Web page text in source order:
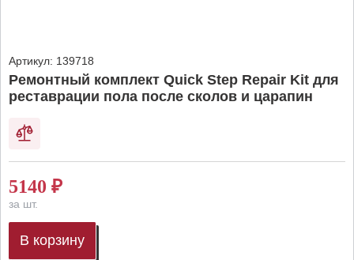
Артикул: 139718
Ремонтный комплект Quick Step Repair Kit для
реставрации пола после сколов и царапин
5140 ₽
за шт.
В корзину